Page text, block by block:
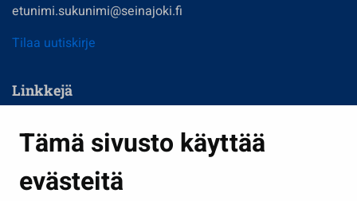
Tämä sivusto käyttää
evästeitä
etunimi.sukunimi@seinajoki.fi
Tilaa uutiskirje
Linkkejä
Kasvatus ja opetus
Kulttuuri ja liikunta